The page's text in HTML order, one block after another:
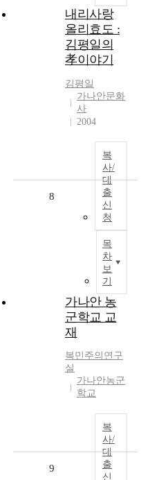
내리사랑
올리효도 :
김평일의
孝이야기
김평일
가나안문화
사
2004
복
사/
대
출
신
청
목
차
보
기
8
가나안 농
군학교 교
재
복민주의연구
실
가나안농군
학교
복
사/
대
출
신
9